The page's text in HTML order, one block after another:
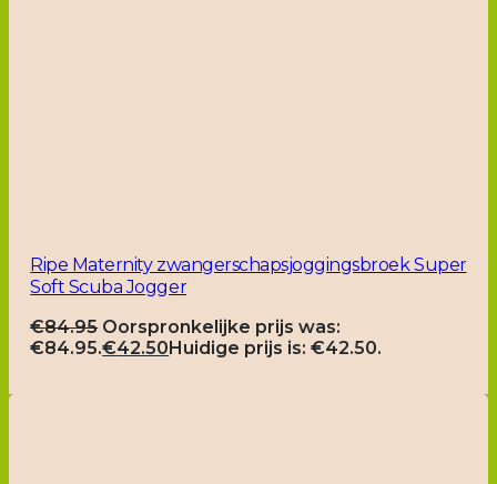
Ripe Maternity zwangerschapsjoggingsbroek Super
Soft Scuba Jogger
€84.95 Oorspronkelijke prijs was:
€84.95.€42.50Huidige prijs is: €42.50.